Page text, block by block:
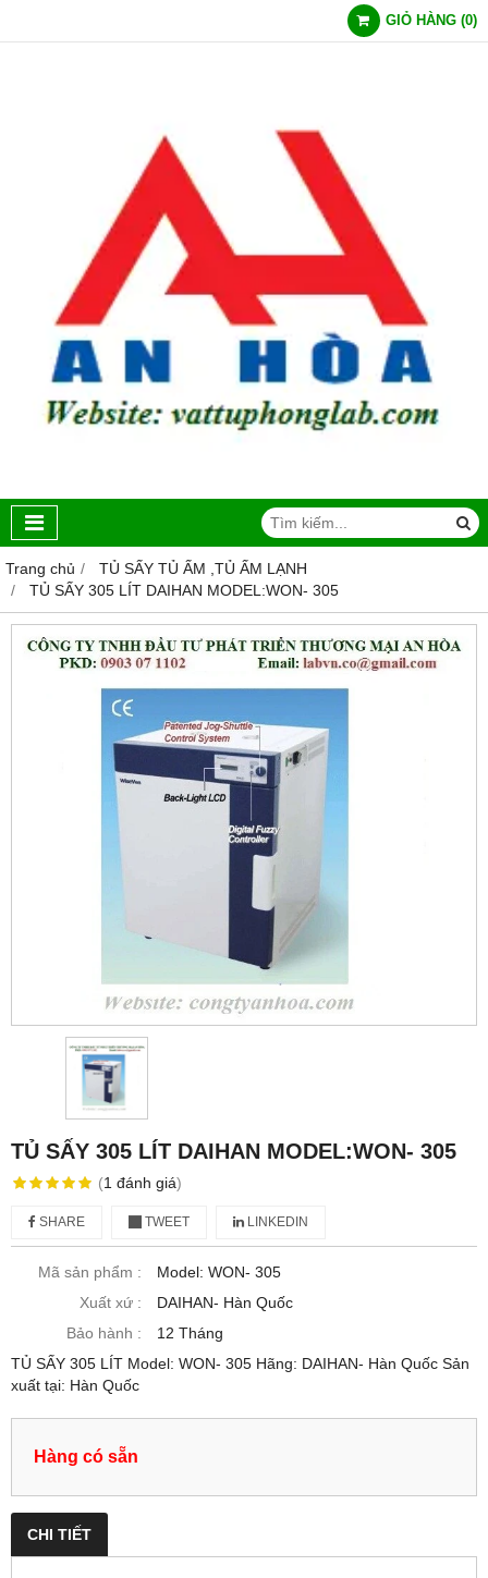
GIỎ HÀNG (0)
Trang chủ
TỦ SẤY TỦ ẤM ,TỦ ẤM LẠNH
TỦ SẤY 305 LÍT DAIHAN MODEL:WON- 305
TỦ SẤY 305 LÍT DAIHAN MODEL:WON- 305
(1 đánh giá)
SHARE TWEET LINKEDIN
Mã sản phẩm :
Model: WON- 305
Xuất xứ :
DAIHAN- Hàn Quốc
Bảo hành :
12 Tháng
TỦ SẤY 305 LÍT Model: WON- 305 Hãng: DAIHAN- Hàn Quốc Sản
xuất tại: Hàn Quốc
Hàng có sẵn
CHI TIẾT